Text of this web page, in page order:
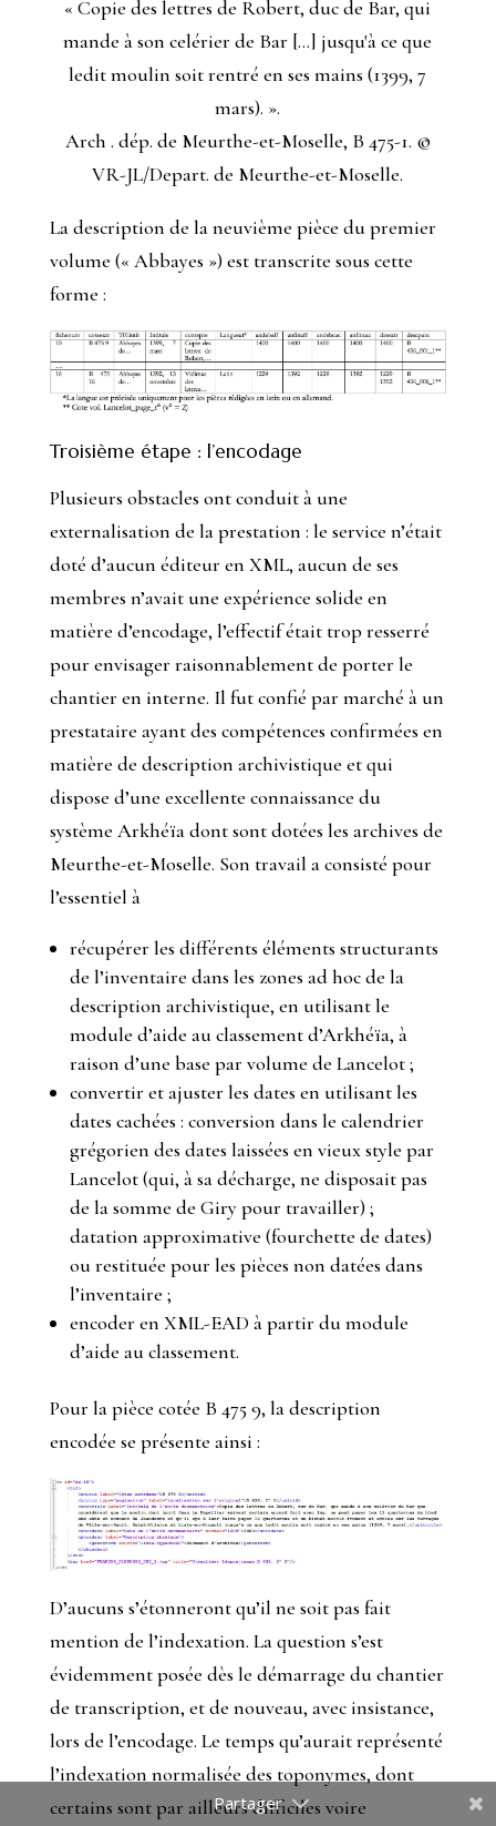
« Copie des lettres de Robert, duc de Bar, qui
mande à son celérier de Bar [...] jusqu'à ce que
ledit moulin soit rentré en ses mains (1399, 7
mars). ».
Arch . dép. de Meurthe-et-Moselle, B 475-1. ©
VR-JL/Depart. de Meurthe-et-Moselle.
La description de la neuvième pièce du premier
volume (« Abbayes ») est transcrite sous cette
forme :
Troisième étape : l’encodage
Plusieurs obstacles ont conduit à une
externalisation de la prestation : le service n’était
doté d’aucun éditeur en XML, aucun de ses
membres n’avait une expérience solide en
matière d’encodage, l’effectif était trop resserré
pour envisager raisonnablement de porter le
chantier en interne. Il fut confié par marché à un
prestataire ayant des compétences confirmées en
matière de description archivistique et qui
dispose d’une excellente connaissance du
système Arkhéïa dont sont dotées les archives de
Meurthe-et-Moselle. Son travail a consisté pour
l’essentiel à
récupérer les différents éléments structurants
de l’inventaire dans les zones ad hocde la
description archivistique, en utilisant le
module d’aide au classement d’Arkhéïa, à
raison d’une base par volume de Lancelot ;
convertir et ajuster les dates en utilisant les
dates cachées : conversion dans le calendrier
grégorien des dates laissées en vieux style par
Lancelot (qui, à sa décharge, ne disposait pas
de la somme de Giry pour travailler) ;
datation approximative (fourchette de dates)
ou restituée pour les pièces non datées dans
l’inventaire ;
encoder en XML-EAD à partir du module
d’aide au classement.
Pour la pièce cotée B 475 9, la description
encodée se présente ainsi :
D’aucuns s’étonneront qu’il ne soit pas fait
mention de l’indexation. La question s’est
évidemment posée dès le démarrage du chantier
de transcription, et de nouveau, avec insistance,
lors de l’encodage. Le temps qu’aurait représenté
l’indexation normalisée des toponymes, dont
certains sont par ailleurs difficiles voire
Anaphore
Anaphore